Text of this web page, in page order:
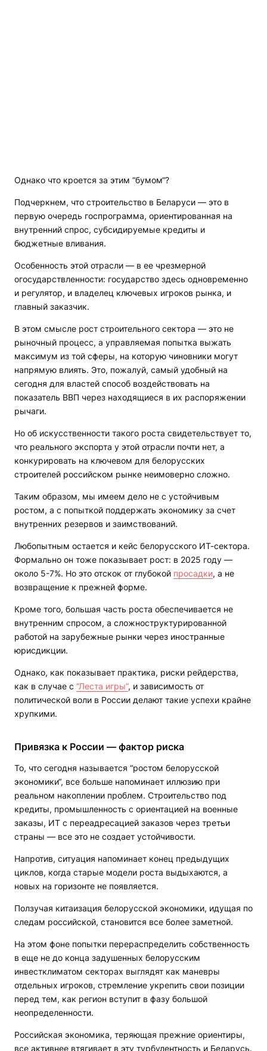
Однако что кроется за этим “бумом“?
Подчеркнем, что строительство в Беларуси — это в
первую очередь госпрограмма, ориентированная на
внутренний спрос, субсидируемые кредиты и
бюджетные вливания.
Особенность этой отрасли — в ее чрезмерной
огосударствленности: государство здесь одновременно
и регулятор, и владелец ключевых игроков рынка, и
главный заказчик.
В этом смысле рост строительного сектора — это не
рыночный процесс, а управляемая попытка выжать
максимум из той сферы, на которую чиновники могут
напрямую влиять. Это, пожалуй, самый удобный на
сегодня для властей способ воздействовать на
показатель ВВП через находящиеся в их распоряжении
рычаги.
Но об искусственности такого роста свидетельствует то,
что реального экспорта у этой отрасли почти нет, а
конкурировать на ключевом для белорусских
строителей российском рынке неимоверно сложно.
Таким образом, мы имеем дело не с устойчивым
ростом, а с попыткой поддержать экономику за счет
внутренних резервов и заимствований.
Любопытным остается и кейс белорусского ИТ-сектора.
Формально он тоже показывает рост: в 2025 году —
около 5-7%. Но это отскок от глубокой просадки, а не
возвращение к прежней форме.
Кроме того, большая часть роста обеспечивается не
внутренним спросом, а сложноструктурированной
работой на зарубежные рынки через иностранные
юрисдикции.
Однако, как показывает практика, риски рейдерства,
как в случае с “Леста игры“, и зависимость от
политической воли в России делают такие успехи крайне
хрупкими.
Привязка к России — фактор риска
То, что сегодня называется “ростом белорусской
экономики“, все больше напоминает иллюзию при
реальном накоплении проблем. Строительство под
кредиты, промышленность с ориентацией на военные
заказы, ИТ с переадресацией заказов через третьи
страны — все это не создает устойчивости.
Напротив, ситуация напоминает конец предыдущих
циклов, когда старые модели роста выдыхаются, а
новых на горизонте не появляется.
Ползучая китаизация белорусской экономики, идущая по
следам российской, становится все более заметной.
На этом фоне попытки перераспределить собственность
в еще не до конца задушенных белорусским
инвестклиматом секторах выглядят как маневры
отдельных игроков, стремление укрепить свои позиции
перед тем, как регион вступит в фазу большой
неопределенности.
Российская экономика, теряющая прежние ориентиры,
все активнее втягивает в эту турбулентность и Беларусь.